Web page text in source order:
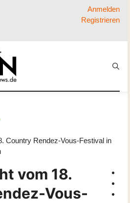
Anmelden
Registrieren
Country Rendez-Vous-Festival in
vom 18.
Vous-